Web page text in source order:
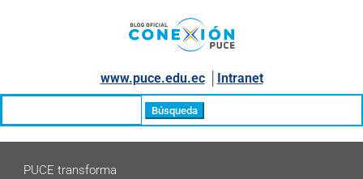
www.puce.edu.ec│ Intranet
PUCE transforma